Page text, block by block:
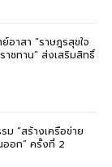
าสา “ราษฎรสุขใจ
ชทาน” ส่งเสริมสิทธิ์
ม “สร้างเครือข่าย
ออก” ครั้งที่ 2